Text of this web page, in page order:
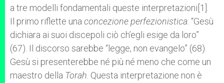
a tre modelli fondamentali queste interpretazioni[1].
Il primo riflette una concezione perfezionistica: “Gesù
dichiara ai suoi discepoli ciò ch’egli esige da loro”
(67). Il discorso sarebbe “legge, non evangelo” (68).
Gesù si presenterebbe né più né meno che come un
maestro della Torah . Questa interpretazione non è